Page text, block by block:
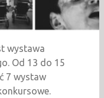
wystawa
Od 13 do 15
7 wystaw